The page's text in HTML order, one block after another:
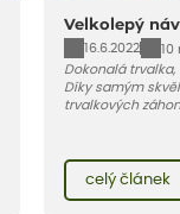
Velkolepý
16.6.2022
10
Dokonalá
Díky samým
trvalkových
celý článek